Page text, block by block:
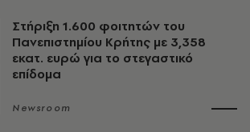
Στήριξη 1.600 φοιτητών του
Πανεπιστημίου Κρήτης με 3,358
εκατ. ευρώ για το στεγαστικό
επίδομα
Newsroom